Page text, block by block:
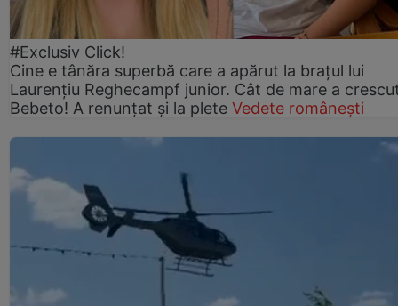
#Exclusiv Click!
Cine e tânăra superbă care a apărut la brațul lui
Laurențiu Reghecampf junior. Cât de mare a
Bebeto! A renunțat și la plete Vedete românești